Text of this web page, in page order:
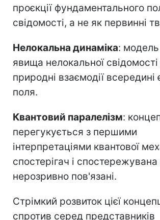
проєкції фундаментального
свідомості, а не як первинні
Нелокальна динаміка:
явища нелокальної свідомості
природні взаємодії всередині
поля.
Квантовий паралелізм:
перегукується з першими
інтерпретаціями квантової
спостерігач і
нерозривно пов'язані.
Стрімкий розвиток цієї
спротив серед представників